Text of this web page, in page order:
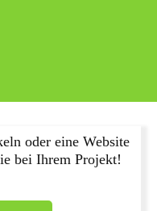
oder eine Website
bei Ihrem Projekt!